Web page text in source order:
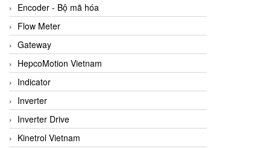
Encoder - Bộ mã hóa
Flow Meter
Gateway
HepcoMotion Vietnam
Indicator
Inverter
Inverter Drive
Kinetrol Vietnam